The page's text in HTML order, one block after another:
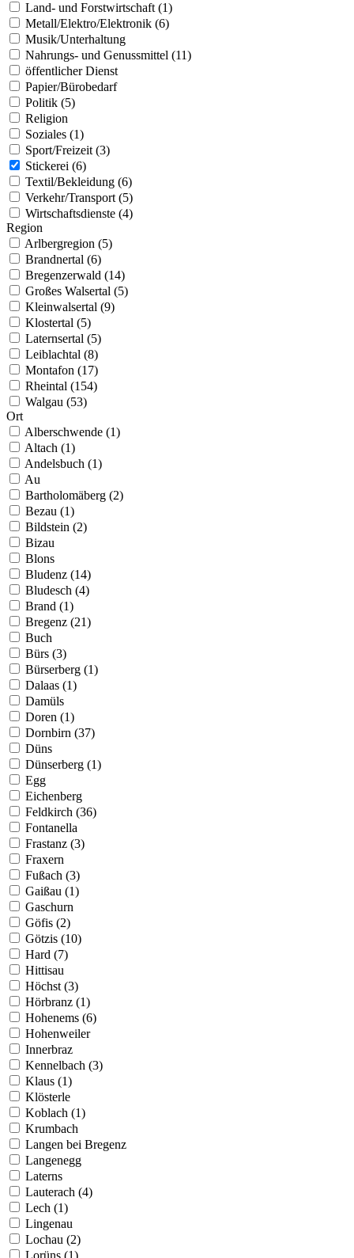
Land- und Forstwirtschaft (1)
Metall/Elektro/Elektronik (6)
Musik/Unterhaltung
Nahrungs- und Genussmittel (11)
öffentlicher Dienst
Papier/Bürobedarf
Politik (5)
Religion
Soziales (1)
Sport/Freizeit (3)
Stickerei (6)
Textil/Bekleidung (6)
Verkehr/Transport (5)
Wirtschaftsdienste (4)
Region
Arlbergregion (5)
Brandnertal (6)
Bregenzerwald (14)
Großes Walsertal (5)
Kleinwalsertal (9)
Klostertal (5)
Laternsertal (5)
Leiblachtal (8)
Montafon (17)
Rheintal (154)
Walgau (53)
Ort
Alberschwende (1)
Altach (1)
Andelsbuch (1)
Au
Bartholomäberg (2)
Bezau (1)
Bildstein (2)
Bizau
Blons
Bludenz (14)
Bludesch (4)
Brand (1)
Bregenz (21)
Buch
Bürs (3)
Bürserberg (1)
Dalaas (1)
Damüls
Doren (1)
Dornbirn (37)
Düns
Dünserberg (1)
Egg
Eichenberg
Feldkirch (36)
Fontanella
Frastanz (3)
Fraxern
Fußach (3)
Gaißau (1)
Gaschurn
Göfis (2)
Götzis (10)
Hard (7)
Hittisau
Höchst (3)
Hörbranz (1)
Hohenems (6)
Hohenweiler
Innerbraz
Kennelbach (3)
Klaus (1)
Klösterle
Koblach (1)
Krumbach
Langen bei Bregenz
Langenegg
Laterns
Lauterach (4)
Lech (1)
Lingenau
Lochau (2)
Lorüns (1)